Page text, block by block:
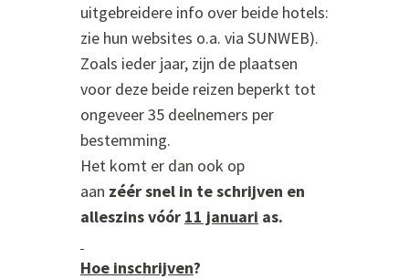
uitgebreidere info over beide hotels:
zie hun websites o.a. via SUNWEB).
Zoals ieder jaar, zijn de plaatsen
voor deze beide reizen beperkt tot
ongeveer 35 deelnemers per
bestemming.
Het komt er dan ook op
aan zéér snel in te schrijven en
alleszins vóór 11 januari as.
Hoe inschrijven?